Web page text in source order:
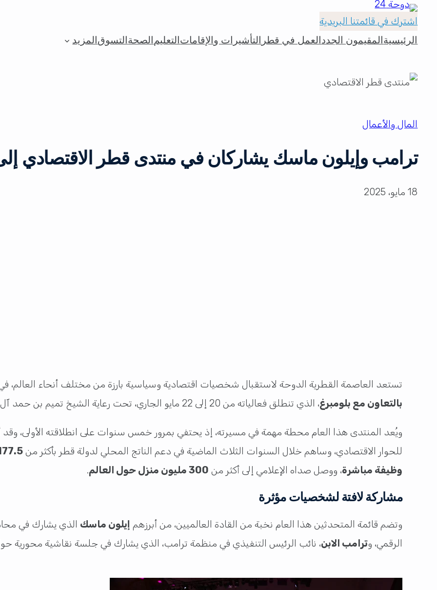
اشترك في قائمتنا البريدية
الرئيسية المقيمون الجدد العمل في قطر التأشيرات والإقامات التعليم الصحة التسوق المزيد
المال والأعمال
ترامب وإيلون ماسك يشاركان في منتدى قطر الاقتصادي
18 مايو، 2025
تستعد العاصمة القطرية الدوحة لاستقبال شخصيات اقتصادية وسياسية بارزة من مختلف أنحاء العالم،
بالتعاون مع بلومبرغ، الذي تنطلق فعالياته من 20 إلى 22 مايو الجاري، تحت رعاية الشيخ تميم بن حمد آل ثاني، أمير دولة قطر.
للحوار الاقتصادي، وساهم خلال السنوات الثلاث الماضية في دعم الناتج المحلي لدولة قطر بأكثر من177.5 مليون ريال
وظيفة مباشرة، ووصل صداه الإعلامي إلى أكثر من 300 مليون منزل حول العالم .
مشاركة لافتة لشخصيات مؤثرة
وتضم قائمة المتحدثين هذا العام نخبة من القادة العالميين، من أبرزهم إيلون ماسك الذي يشارك في
الرقمي، وترامب الابن، نائب الرئيس التنفيذي في منظمة ترامب، الذي يشارك في جلسة نقاشية محورية